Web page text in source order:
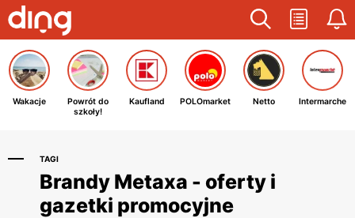
Wakacje
Powrót do
szkoły!
Kaufland POLOmarket Netto Intermarche
TAGI
Brandy Metaxa - oferty i
gazetki promocyjne